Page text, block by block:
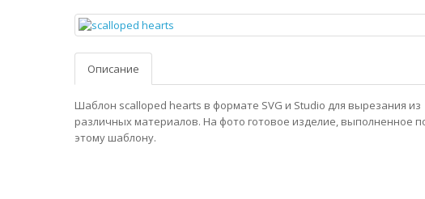
Описание
Шаблон scalloped hearts в формате SVG и Studio для вырезания из
различных материалов. На фото готовое изделие, выполненное
этому шаблону.